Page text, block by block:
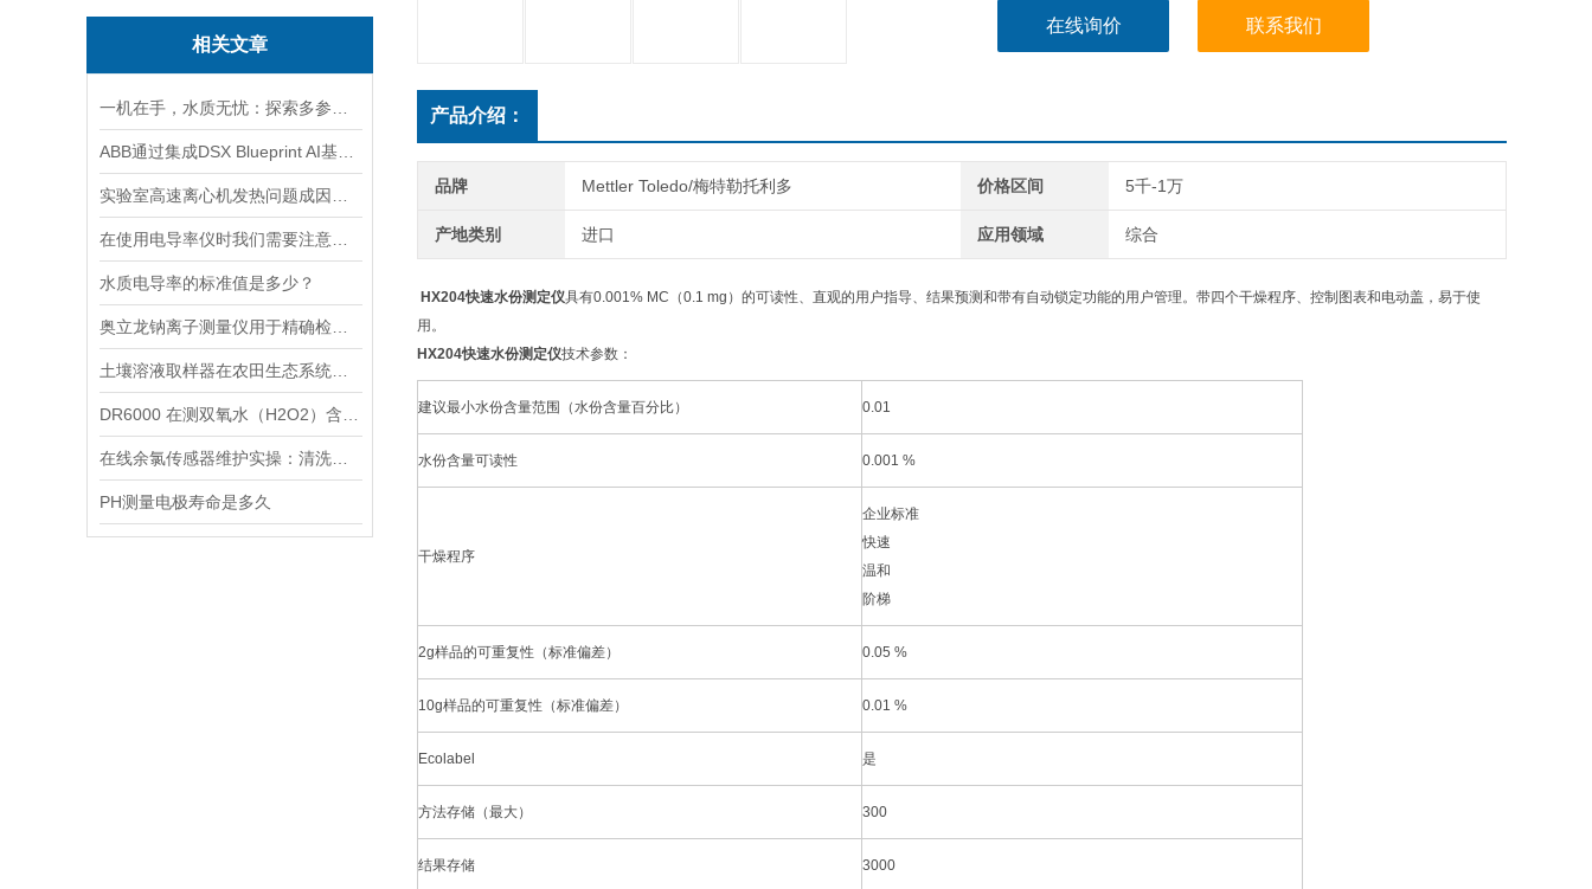
相关文章
水质电导率的标准值是多少？
PH测量电极寿命是多久
在线询价 联系我们
产品介绍：
品牌 Mettler Toledo/梅特勒托利多 价格区间 5千-1万
产地类别 进口 应用领域 综合
HX204快速水份测定仪具有0.001% MC（0.1 mg）的可读性、直观的用户指导、结果预测和带有自动锁定功能的用户管理。带四个干燥程序、控制图表和电动盖，易于使
用。
HX204快速水份测定仪技术参数：
建议最小水份含量范围（水份含量百分比） 0.01
水份含量可读性 0.001 %
干燥程序
企业标准
快速
温和
阶梯
2g样品的可重复性（标准偏差） 0.05 %
10g样品的可重复性（标准偏差） 0.01 %
Ecolabel 是
方法存储（最大） 300
结果存储 3000